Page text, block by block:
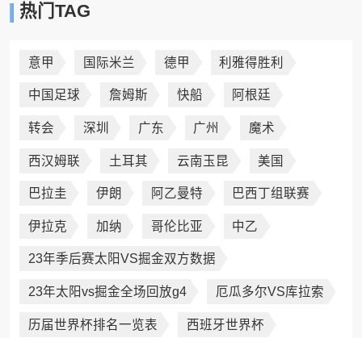
热门TAG
意甲 国际米兰 德甲 利雅得胜利
中国足球 詹姆斯 快船 阿根廷
转会 深圳 广东 广州 魔术
西汉姆联 土耳其 云南玉昆 美国
巴拉圭 伊朗 阿乙曼特 巴西丁组联赛
伊拉克 加纳 哥伦比亚 中乙
23年季后赛太阳VS掘金双方数据
23年太阳vs掘金全场回放g4 厄瓜多尔VS库拉索
历届世界杯排名一览表 西班牙世界杯